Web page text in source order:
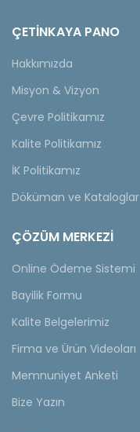
ÇETINKAYA PANO
Hakkımızda
Misyon & Vizyon
Çevre Politikamız
Kalite Politikamız
İK Politikamız
Döküman ve Kataloglar
ÇÖZÜM MERKEZİ
Online Ödeme Sistemi
Bayilik Formu
Kalite Belgelerimiz
Firma ve Ürün Videoları
Memnuniyet Anketi
Bize Yazın